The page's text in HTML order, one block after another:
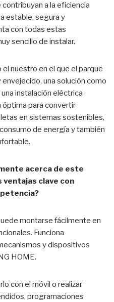
a la eficiencia
estable, segura y
con todas estas
sencillo de instalar.
nuestro en el que el parque
una solución como
instalación eléctrica
óptima para convertir
en sistemas sostenibles,
de energía y también
acerca de este
ventajas clave con
montarse fácilmente en
Funciona
y dispositivos
HOME.
con el móvil o realizar
programaciones